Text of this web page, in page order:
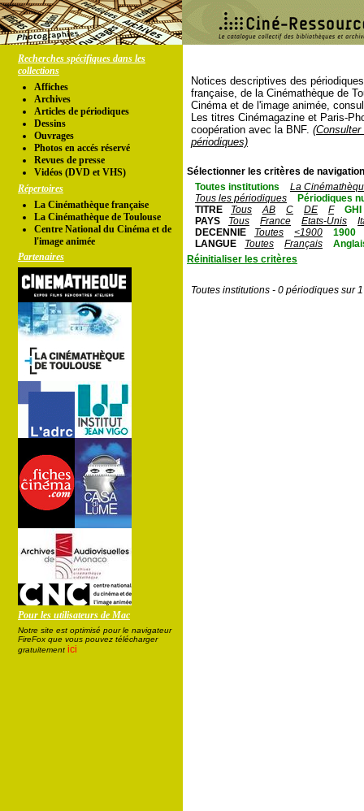
Recherches spécifiques dans les
collections
Affiches
Archives
Articles de périodiques
Dessins
Ouvrages
Photos en accés réservé
Revues de presse
Vidéos (DVD et VHS)
Répertoires
La Cinémathèque française
La Cinémathèque de Toulouse
Centre National du Cinéma et de
l'image animée
Partenaires
Pour les utilisateurs de Mac
Notre site est optimisé pour le navigateur
FireFox que vous pouvez télécharger
gratuitement ici
Notices descriptives des
française, de la Cinémathèque de
Cinéma et de l'image animée,
Les titres Cinémagazine et Paris-
coopération avec la BNF.
périodiques)
Sélectionner les critères de
Toutes institutions
La
Tous les périodiques
Périodiques
TITRE
Tous AB C DE F
GHI
PAYS
Tous France Etats-Unis
DECENNIE
Toutes <1900
1900
LANGUE
Toutes Français
Réinitialiser les critères
Toutes institutions - 0 périodiques sur